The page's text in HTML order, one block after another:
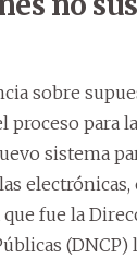
sobre
proceso para
sistema
fue la
(DNCP)